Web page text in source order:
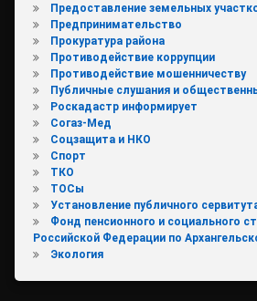
Предоставление земельных
Предпринимательство
Прокуратура района
Противодействие коррупции
Противодействие мошенничеству
Публичные слушания и
Роскадастр информирует
Согаз-Мед
Соцзащита и НКО
Спорт
ТКО
ТОСы
Установление публичного
Фонд пенсионного и социального
Российской Федерации по
Экология